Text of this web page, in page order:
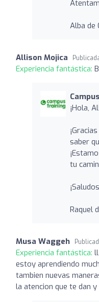
Alba de
Allison Mojica
Experiencia fantástica:
¡Hola,
saber
tu
Raquel
Musa Waggeh
Experiencia fantástica:
estoy aprendiendo
tambien nuevas
la atencion que te dan y